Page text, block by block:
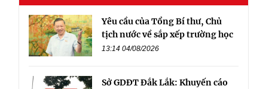
Yêu cầu của Tổng Bí thư, Chủ
tịch nước về sắp xếp trường học
13:14 04/08/2026
Sở GDĐT Đắk Lắk: Khuyến cáo